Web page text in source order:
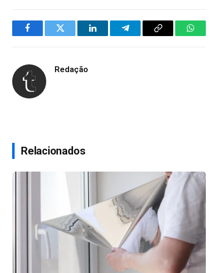
FacebookTwitter LinkedInTelegramCopy
Redação
Relacionados